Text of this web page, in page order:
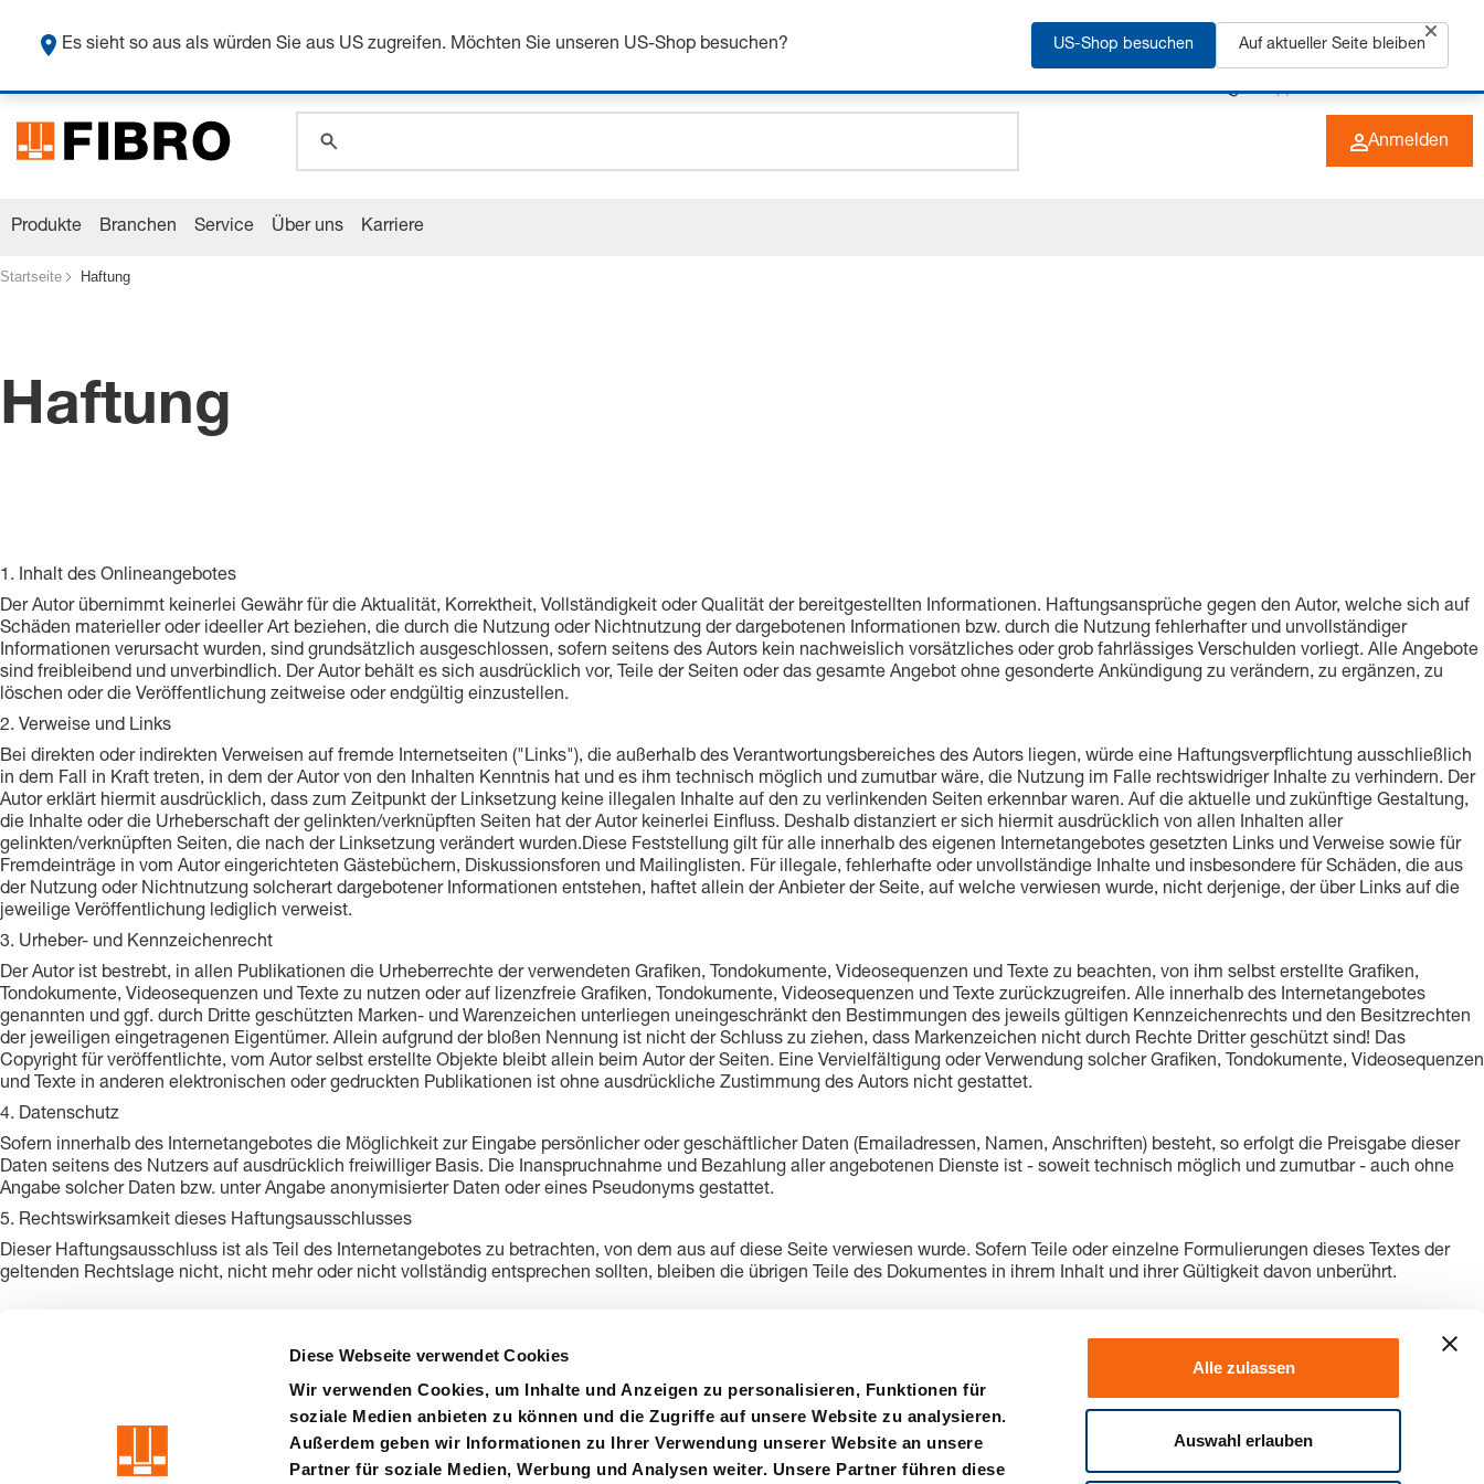
Diese Webseite verwendet Cookies
Wir verwenden Cookies, um Inhalte und Anzeigen zu personalisieren, Funktionen für
soziale Medien anbieten zu können und die Zugriffe auf unsere Website zu analysieren.
Außerdem geben wir Informationen zu Ihrer Verwendung unserer Website an unsere
Partner für soziale Medien, Werbung und Analysen weiter. Unsere Partner führen diese
Alle zulassen
Auswahl erlauben
Sichern Sie sich bis zu 7% Rabatt - hier klicken um mehr zu erfahren
+49 (0) 6266 73-0 DE
global.search.placeholder.name
global.search.placeholder.category
Anmelden
Produkte Branchen Service Über uns Karriere
Startseite Haftung
Haftung
1. Inhalt des Onlineangebotes
Der Autor übernimmt keinerlei Gewähr für die Aktualität, Korrektheit, Vollständigkeit oder Qualität der bereitgestellten Informationen. Haftungsansprüche gegen den Autor, welche sich auf
Schäden materieller oder ideeller Art beziehen, die durch die Nutzung oder Nichtnutzung der dargebotenen Informationen bzw. durch die Nutzung fehlerhafter und unvollständiger
Informationen verursacht wurden, sind grundsätzlich ausgeschlossen, sofern seitens des Autors kein nachweislich vorsätzliches oder grob fahrlässiges Verschulden vorliegt. Alle Angebote
sind freibleibend und unverbindlich. Der Autor behält es sich ausdrücklich vor, Teile der Seiten oder das gesamte Angebot ohne gesonderte Ankündigung zu verändern, zu ergänzen, zu
löschen oder die Veröffentlichung zeitweise oder endgültig einzustellen.
2. Verweise und Links
Bei direkten oder indirekten Verweisen auf fremde Internetseiten ("Links"), die außerhalb des Verantwortungsbereiches des Autors liegen, würde eine Haftungsverpflichtung ausschließlich
in dem Fall in Kraft treten, in dem der Autor von den Inhalten Kenntnis hat und es ihm technisch möglich und zumutbar wäre, die Nutzung im Falle rechtswidriger Inhalte zu verhindern. Der
Autor erklärt hiermit ausdrücklich, dass zum Zeitpunkt der Linksetzung keine illegalen Inhalte auf den zu verlinkenden Seiten erkennbar waren. Auf die aktuelle und zukünftige Gestaltung,
die Inhalte oder die Urheberschaft der gelinkten/verknüpften Seiten hat der Autor keinerlei Einfluss. Deshalb distanziert er sich hiermit ausdrücklich von allen Inhalten aller
gelinkten/verknüpften Seiten, die nach der Linksetzung verändert wurden.Diese Feststellung gilt für alle innerhalb des eigenen Internetangebotes gesetzten Links und Verweise sowie für
Fremdeinträge in vom Autor eingerichteten Gästebüchern, Diskussionsforen und Mailinglisten. Für illegale, fehlerhafte oder unvollständige Inhalte und insbesondere für Schäden, die aus
der Nutzung oder Nichtnutzung solcherart dargebotener Informationen entstehen, haftet allein der Anbieter der Seite, auf welche verwiesen wurde, nicht derjenige, der über Links auf die
jeweilige Veröffentlichung lediglich verweist.
3. Urheber- und Kennzeichenrecht
Der Autor ist bestrebt, in allen Publikationen die Urheberrechte der verwendeten Grafiken, Tondokumente, Videosequenzen und Texte zu beachten, von ihm selbst erstellte Grafiken,
Tondokumente, Videosequenzen und Texte zu nutzen oder auf lizenzfreie Grafiken, Tondokumente, Videosequenzen und Texte zurückzugreifen. Alle innerhalb des Internetangebotes
genannten und ggf. durch Dritte geschützten Marken- und Warenzeichen unterliegen uneingeschränkt den Bestimmungen des jeweils gültigen Kennzeichenrechts und den Besitzrechten
der jeweiligen eingetragenen Eigentümer. Allein aufgrund der bloßen Nennung ist nicht der Schluss zu ziehen, dass Markenzeichen nicht durch Rechte Dritter geschützt sind! Das
Copyright für veröffentlichte, vom Autor selbst erstellte Objekte bleibt allein beim Autor der Seiten. Eine Vervielfältigung oder Verwendung solcher Grafiken, Tondokumente, Videosequenzen
und Texte in anderen elektronischen oder gedruckten Publikationen ist ohne ausdrückliche Zustimmung des Autors nicht gestattet.
4. Datenschutz
Sofern innerhalb des Internetangebotes die Möglichkeit zur Eingabe persönlicher oder geschäftlicher Daten (Emailadressen, Namen, Anschriften) besteht, so erfolgt die Preisgabe dieser
Daten seitens des Nutzers auf ausdrücklich freiwilliger Basis. Die Inanspruchnahme und Bezahlung aller angebotenen Dienste ist - soweit technisch möglich und zumutbar - auch ohne
Angabe solcher Daten bzw. unter Angabe anonymisierter Daten oder eines Pseudonyms gestattet.
5. Rechtswirksamkeit dieses Haftungsausschlusses
Dieser Haftungsausschluss ist als Teil des Internetangebotes zu betrachten, von dem aus auf diese Seite verwiesen wurde. Sofern Teile oder einzelne Formulierungen dieses Textes der
geltenden Rechtslage nicht, nicht mehr oder nicht vollständig entsprechen sollten, bleiben die übrigen Teile des Dokumentes in ihrem Inhalt und ihrer Gültigkeit davon unberührt.
precision is our standard
AGB Haftung Hinweisgebersystem Zertifizierungen Einkauf Kontakt
Es sieht so aus als würden Sie aus US zugreifen. Möchten Sie unseren US-Shop besuchen? US-Shop besuchen Auf aktueller Seite bleiben